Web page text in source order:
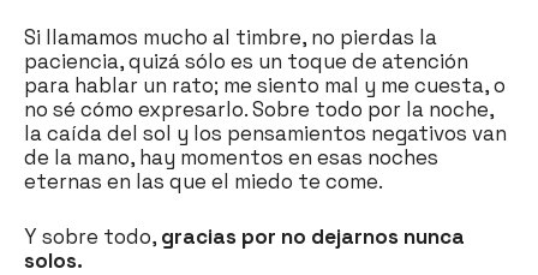
Si llamamos mucho al timbre, no pierdas la
paciencia, quizá sólo es un toque de atención
para hablar un rato; me siento mal y me cuesta, o
no sé cómo expresarlo. Sobre todo por la noche,
la caída del sol y los pensamientos negativos van
de la mano, hay momentos en esas noches
eternas en las que el miedo te come.
Y sobre todo, gracias por no dejarnos nunca
solos.